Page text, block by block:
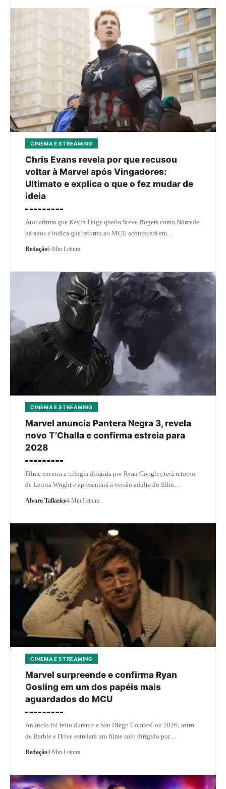
CINEMA E STREAMING
Chris Evans revela por que recusou
voltar à Marvel após Vingadores:
Ultimato e explica o que o fez mudar de
ideia
Ator afirma que Kevin Feige queria Steve Rogers como Nômade
há anos e indica que retorno ao MCU acontecerá em…
Redação6 Min Leitura
CINEMA E STREAMING
Marvel anuncia Pantera Negra 3, revela
novo T’Challa e confirma estreia para
2028
Filme encerra a trilogia dirigida por Ryan Coogler, terá retorno
de Letitia Wright e apresentará a versão adulta do filho…
Alvaro Tallarico4 Min Leitura
CINEMA E STREAMING
Marvel surpreende e confirma Ryan
Gosling em um dos papéis mais
aguardados do MCU
Anúncio foi feito durante a San Diego Comic-Con 2026; astro
de Barbie e Drive estrelará um filme solo dirigido por…
Redação4 Min Leitura